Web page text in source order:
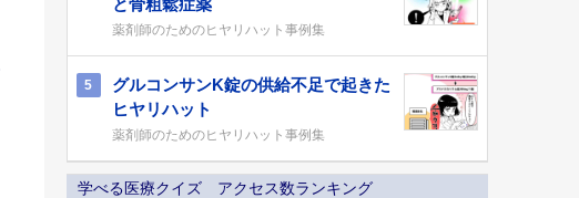
と骨粗鬆症薬
薬剤師のためのヒヤリハット事例集
5
グルコンサンK錠の供給不足で起きた
ヒヤリハット
薬剤師のためのヒヤリハット事例集
学べる医療クイズ アクセス数ランキング